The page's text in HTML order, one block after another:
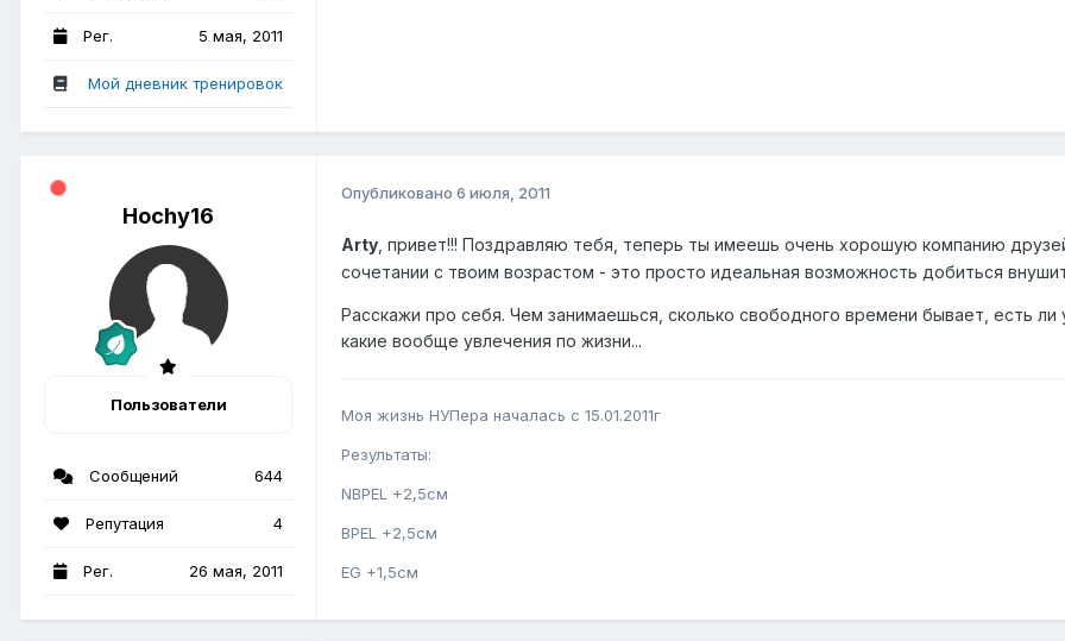
Рег. 5 мая, 2011
Мой дневник тренировок
Hochy16
Пользователи
Сообщений 644
Репутация 4
Рег. 26 мая, 2011
Опубликовано 6 июля, 2011
Arty , привет!!! Поздравляю тебя, теперь ты имеешь очень хорошую компанию
сочетании с твоим возрастом - это просто идеальная возможность добиться
Расскажи про себя. Чем занимаешься, сколько свободного времени бывает, есть
какие вообще увлечения по жизни...
Моя жизнь НУПера началась с 15.01.2011г
Результаты:
NBPEL +2,5см
BPEL +2,5см
EG +1,5см